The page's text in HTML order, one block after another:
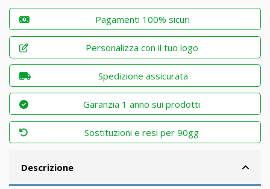
Pagamenti 100% sicuri
Personalizza con il tuo logo
Spedizione assicurata
Garanzia 1 anno sui prodotti
Sostituzioni e resi per 90gg
Descrizione